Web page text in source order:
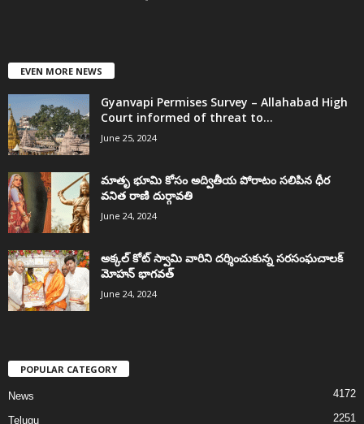
EVEN MORE NEWS
Gyanvapi Permises Survey – Allahabad High
Court informed of threat to...
June 25, 2024
మాతృ భూమి కోసం అద్వితీయ పోరాటం సలిపిన ధీర
వనిత రాణి దుర్గావతి
June 24, 2024
అక్కల్‌ కోట్‌ స్వామి వారిని దర్శించుకున్న సరసంఘచాలక్
మోహన్ భాగవత్
June 24, 2024
POPULAR CATEGORY
News 4172
Telugu 2251